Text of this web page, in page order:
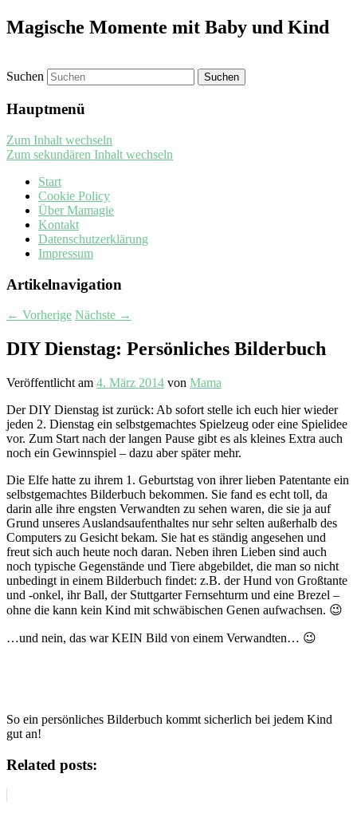
Magische Momente mit Baby und Kind
Suchen
Hauptmenü
Zum Inhalt wechseln
Zum sekundären Inhalt wechseln
Start
Cookie Policy
Über Mamagie
Kontakt
Datenschutzerklärung
Impressum
Artikelnavigation
← Vorherige Nächste →
DIY Dienstag: Persönliches Bilderbuch
Veröffentlicht am 4. März 2014 von Mama
Der DIY Dienstag ist zurück: Ab sofort stelle ich euch hier wieder
jeden 2. Dienstag ein selbstgemachtes Spielzeug oder eine Spielidee
vor. Zum Start nach der langen Pause gibt es als kleines Extra auch
noch ein Gewinnspiel – dazu aber später mehr.
Die Elfe hatte zu ihrem 1. Geburtstag von ihrer lieben Patentante ein
selbstgemachtes Bilderbuch bekommen. Sie fand es echt toll, da
darin alle ihre engsten Verwandten zu sehen waren, die sie ja auf
Grund unseres Auslandsaufenthaltes nur sehr selten außerhalb des
Computers zu Gesicht bekam. Sie hat es ständig angesehen und
freut sich auch heute noch daran. Neben ihren Lieben sind auch
noch typische Gegenstände und Tiere abgebildet, die man so nicht
unbedingt in einem Bilderbuch findet: z.B. der Hund von Großtante
und -onkel, ihr Ball, der Stuttgarter Fernsehturm und eine Brezel –
ohne die kann kein Kind mit schwäbischen Genen aufwachsen. 😉
…und nein, das war KEIN Bild von einem Verwandten… 😉
So ein persönliches Bilderbuch kommt sicherlich bei jedem Kind
gut an!
Related posts: